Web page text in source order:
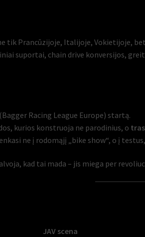
tik Prancūzijoje, Italijoje, Vokietijoje,
suportai, chain drive konversijos,
(Bagger Racing League Europe) startą.
kurios konstruoja ne parodinius, o
ne į rodomąjį „bike show“, o į
kad tai mada – jis miega per
JAV scena